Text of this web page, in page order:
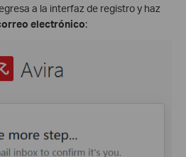
a la interfaz de registro y haz
electrónico: